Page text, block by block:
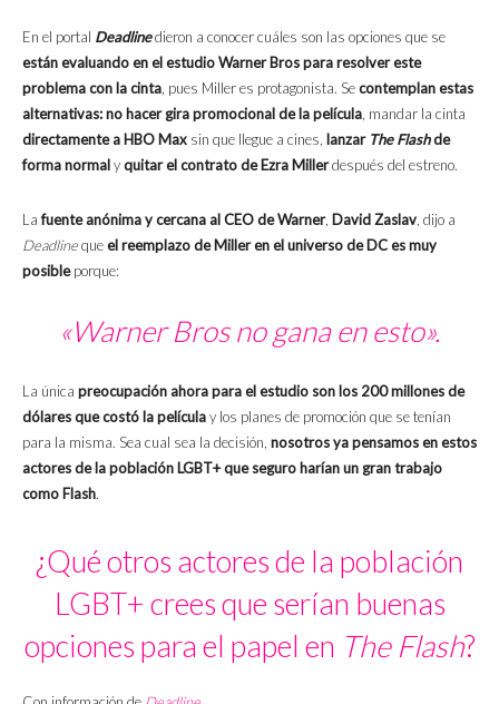
En el portal Deadlinedieron a conocer cuáles son las opciones que se
están evaluando en el estudio Warner Bros para resolver este
problema con la cinta , pues Miller es protagonista. Secontemplan estas
alternativas:no hacer gira promocional de la película , mandar la cinta
directamente a HBO Max sin que llegue a cines, lanzar The Flashde
forma normalyquitar el contrato de Ezra Millerdespués del estreno.
Lafuente anónima y cercana al CEO de Warner, David Zaslav , dijo a
Deadlinequeel reemplazo de Miller en el universo de DC es muy
posibleporque:
«Warner Bros no gana en esto».
La única preocupación ahora para el estudio son los 200 millones de
dólares que costó la películay los planes de promoción que se tenían
para la misma. Sea cual sea la decisión, nosotros ya pensamos en estos
actores de la población LGBT+ que seguro harían un gran trabajo
como Flash.
¿Qué otros actores de la población
LGBT+ crees que serían buenas
opciones para el papel en The Flash?